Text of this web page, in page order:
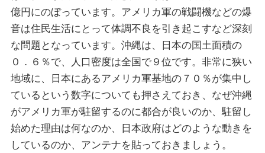
億円にのぼっています。アメリカ軍の戦闘機などの爆
音は住民生活にとって体調不良を引き起こすなど深刻
な問題となっています。沖縄は、日本の国土面積の
０．６％で、人口密度は全国で９位です。非常に狭い
地域に、日本にあるアメリカ軍基地の７０％が集中し
ているという数字についても押さえておき、なぜ沖縄
がアメリカ軍が駐留するのに都合が良いのか、駐留し
始めた理由は何なのか、日本政府はどのような動きを
しているのか、アンテナを貼っておきましょう。